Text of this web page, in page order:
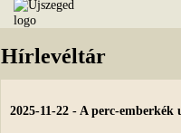
Hírlevéltár
2025-11-22 - A perc-